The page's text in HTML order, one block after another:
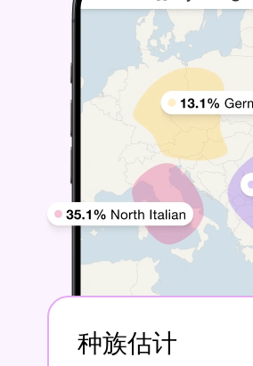
种族估计